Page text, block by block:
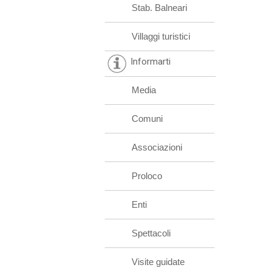
Stab. Balneari
Villaggi turistici
Informarti
Media
Comuni
Associazioni
Proloco
Enti
Spettacoli
Visite guidate